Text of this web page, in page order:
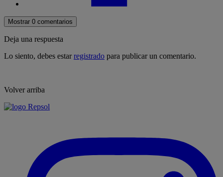
Mostrar 0 comentarios
Deja una respuesta
Lo siento, debes estarregistrado para publicar un comentario.
Volver arriba